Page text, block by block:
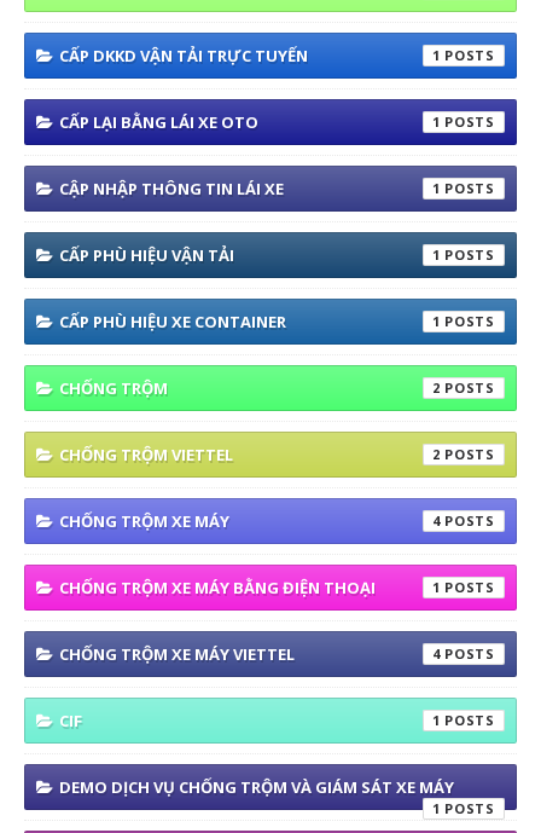
CẤP DKKD VẬN TẢI TRỰC TUYẾN 1
CẤP LẠI BẰNG LÁI XE OTO 1
CẬP NHẬP THÔNG TIN LÁI XE 1
CẤP PHÙ HIỆU VẬN TẢI 1
CẤP PHÙ HIỆU XE CONTAINER 1
CHỐNG TRỘM 2
CHỐNG TRỘM VIETTEL 2
CHỐNG TRỘM XE MÁY 4
CHỐNG TRỘM XE MÁY BẰNG ĐIỆN THOẠI 1
CHỐNG TRỘM XE MÁY VIETTEL 4
CIF 1
DEMO DỊCH VỤ CHỐNG TRỘM VÀ GIÁM SÁT XE MÁY
1